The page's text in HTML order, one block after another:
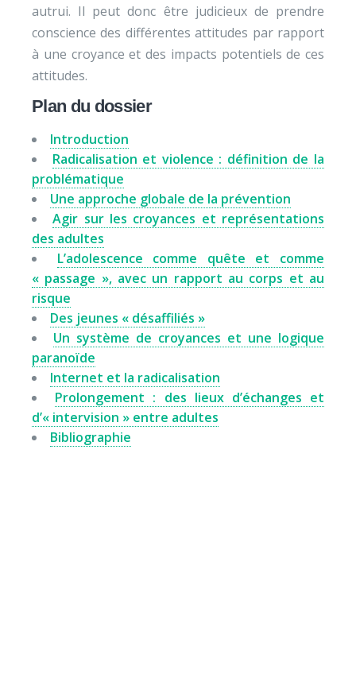
autrui. Il peut donc être judicieux de prendre
conscience des différentes attitudes par rapport
à une croyance et des impacts potentiels de ces
attitudes.
Plan du dossier
Introduction
Radicalisation et violence : définition de la
problématique
Une approche globale de la prévention
Agir sur les croyances et représentations
des adultes
L’adolescence comme quête et comme
« passage », avec un rapport au corps et au
risque
Des jeunes « désaffiliés »
Un système de croyances et une logique
paranoïde
Internet et la radicalisation
Prolongement : des lieux d’échanges et
d’« intervision » entre adultes
Bibliographie